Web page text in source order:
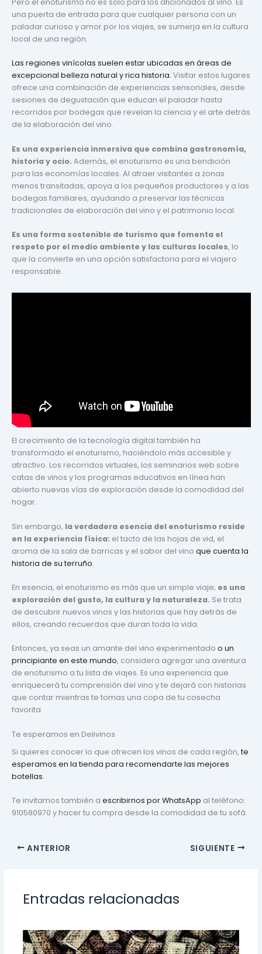
una puerta de entrada para que cualquier persona con un
paladar curioso y amor por los viajes, se sumerja en la cultura
local de una región.
Las regiones vinícolas suelen estar ubicadas en áreas de
excepcional belleza natural y rica historia. Visitar estos lugares
ofrece una combinación de experiencias sensoriales, desde
sesiones de degustación que educan el paladar hasta
recorridos por bodegas que revelan la ciencia y el arte detrás
de la elaboración del vino.
Es una experiencia inmersiva que combina gastronomía,
historia y ocio. Además, el enoturismo es una bendición
para las economías locales. Al atraer visitantes a zonas
menos transitadas, apoya a los pequeños productores y a las
bodegas familiares, ayudando a preservar las técnicas
tradicionales de elaboración del vino y el patrimonio local.
Es una forma sostenible de turismo que fomenta el
respeto por el medio ambiente y las culturas locales, lo
que la convierte en una opción satisfactoria para el viajero
responsable.
El crecimiento de la tecnología digital también ha
transformado el enoturismo, haciéndolo más accesible y
atractivo. Los recorridos virtuales, los seminarios web sobre
catas de vinos y los programas educativos en línea han
abierto nuevas vías de exploración desde la comodidad del
hogar.
Sin embargo, la verdadera esencia del enoturismo reside
en la experiencia física: el tacto de las hojas de vid, el
aroma de la sala de barricas y el sabor del vino que cuenta la
historia de su terruño.
En esencia, el enoturismo es más que un simple viaje; es una
exploración del gusto, la cultura y la naturaleza. Se trata
de descubrir nuevos vinos y las historias que hay detrás de
ellos, creando recuerdos que duran toda la vida.
Entonces, ya seas un amante del vino experimentado o un
principiante en este mundo, considera agregar una aventura
de enoturismo a tu lista de viajes. Es una experiencia que
enriquecerá tu comprensión del vino y te dejará con historias
que contar mientras te tomas una copa de tu cosecha
favorita.
Te esperamos en Delivinos
Si quieres conocer lo que ofrecen los vinos de cada región, te
esperamos en la tienda para recomendarte las mejores
botellas.
Te invitamos también a escribirnos por WhatsApp al teléfono:
910580970 y hacer tu compra desde la comodidad de tu sofá.
ANTERIOR SIGUIENTE
Entradas relacionadas